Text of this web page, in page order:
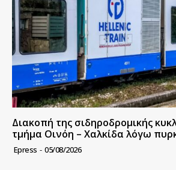
Διακοπή της σιδηροδρομικής
τμήμα Οινόη – Χαλκίδα λόγω
Epress - 05/08/2026